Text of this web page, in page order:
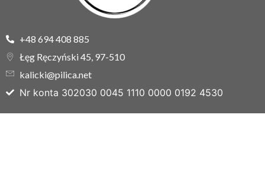
+48 694 408 885
Łęg Ręczyński 45, 97-510
kalicki@pilica.net
Nr konta 302030 0045 1110 0000 0192 4530